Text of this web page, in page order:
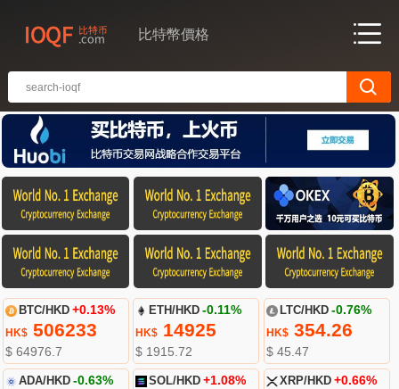
比特幣價格
BTC/HKD +0.13%
HK$506233
$ 64976.7
ETH/HKD -0.11%
HK$ 14925
$ 1915.72
LTC/HKD -0.76%
HK$354.26
$ 45.47
ADA/HKD -0.63% SOL/HKD +1.08% XRP/HKD +0.66%